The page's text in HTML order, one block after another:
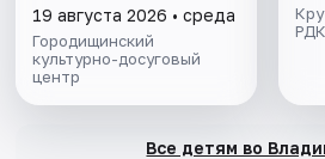
19 августа 2026 • среда
Городищинский
культурно-досуговый
центр
РДК
Все детям во